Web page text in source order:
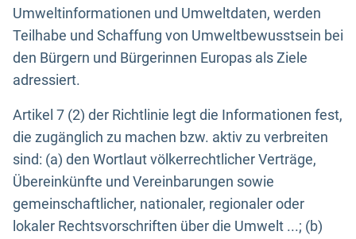
Umweltinformationen und Umweltdaten, werden
Teilhabe und Schaffung von Umweltbewusstsein bei
den Bürgern und Bürgerinnen Europas als Ziele
adressiert.
Artikel 7 (2) der Richtlinie legt die Informationen fest,
die zugänglich zu machen bzw. aktiv zu verbreiten
sind: (a) den Wortlaut völkerrechtlicher Verträge,
Übereinkünfte und Vereinbarungen sowie
gemeinschaftlicher, nationaler, regionaler oder
lokaler Rechtsvorschriften über die Umwelt ...; (b)